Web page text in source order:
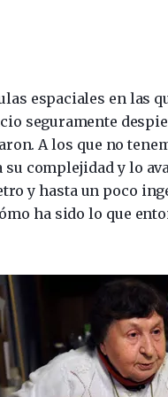
espaciales en las
seguramente
A los que no
complejidad y lo
y hasta un poco
ha sido lo que